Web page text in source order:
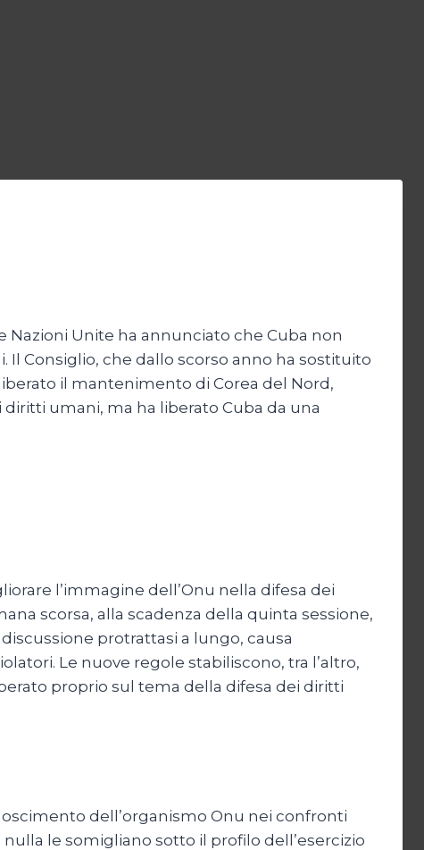
Nazioni Unite ha annunciato che Cuba non
Consiglio, che dallo scorso anno ha sostituito
il mantenimento di Corea del Nord,
umani, ma ha liberato Cuba da una
l’immagine dell’Onu nella difesa dei
scorsa, alla scadenza della quinta sessione,
protrattasi a lungo, causa
Le nuove regole stabiliscono, tra l’altro,
proprio sul tema della difesa dei diritti
dell’organismo Onu nei confronti
nulla le somigliano sotto il profilo dell’esercizio